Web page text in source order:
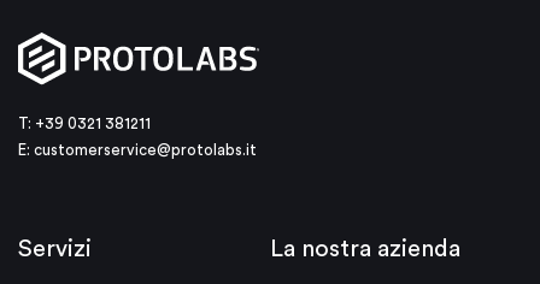
T: +39 0321 381211
E: customerservice@protolabs.it
Servizi La nostra azienda